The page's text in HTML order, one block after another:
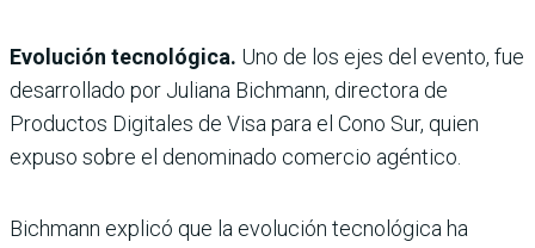
Evolución tecnológica. Uno de los ejes del evento, fue
desarrollado por Juliana Bichmann, directora de
Productos Digitales de Visa para el Cono Sur, quien
expuso sobre el denominado comercio agéntico.
Bichmann explicó que la evolución tecnológica ha